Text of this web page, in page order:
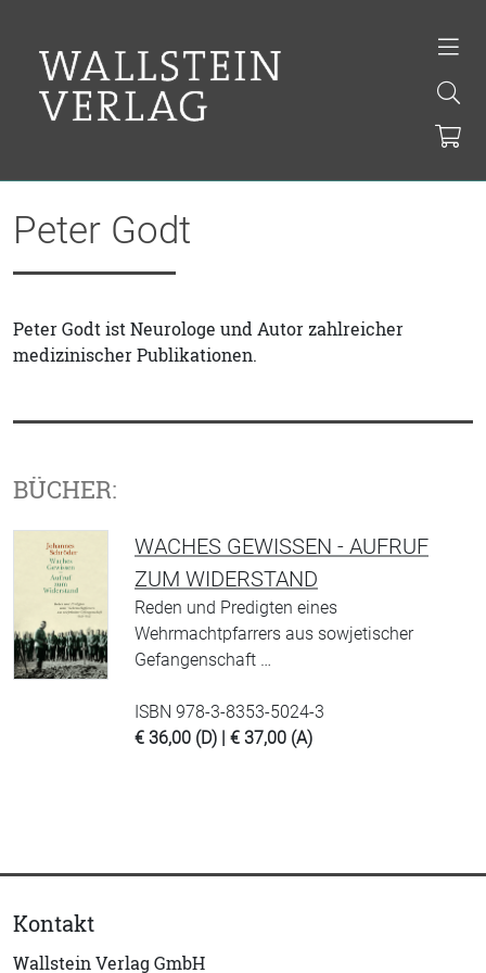
Peter Godt
Peter Godt ist Neurologe und Autor zahlreicher
medizinischer Publikationen.
BÜCHER:
WACHES GEWISSEN - AUFRUF
ZUM WIDERSTAND
Reden und Predigten eines
Wehrmachtpfarrers aus sowjetischer
Gefangenschaft …
ISBN 978-3-8353-5024-3
€ 36,00 (D) | € 37,00 (A)
Kontakt
Wallstein Verlag GmbH